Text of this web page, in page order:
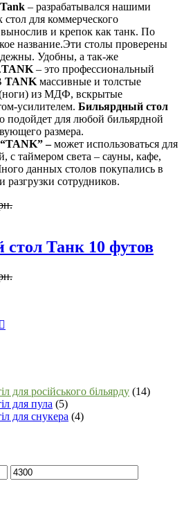
– разрабатывался нашими
стол для коммерческого
и крепок как танк. По
название.Эти столы проверены
Удобны, а так-же
TANK – это профессиональный
TANK массивные и толстые
из МДФ, вскрытые
усилителем. Бильярдный стол
подойдет для любой бильярдной
размера.
–может использоваться для
с таймером света – сауны, кафе,
данных столов покупались в
сотрудников.
Танк 10 футов
для російського більярду (14)
для пула (5)
для снукера (4)
Найбільша
ціна